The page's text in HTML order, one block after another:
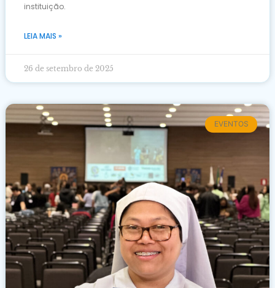
instituição.
LEIA MAIS »
26 de setembro de 2025
EVENTOS